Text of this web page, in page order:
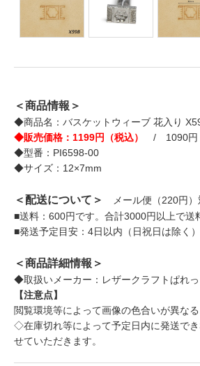
＜商品情報＞
◆商品名：バスケットウィーブ 花入り
◆販売価格：1199円（税込）
/ 1090円
◆型番：PI6598-00
◆サイズ：12×7mm
＜配送について＞
メール便（220円）
■送料：600円です。合計3000円以上で送
■発送予定目安：4日以内（日祝日は除く）
＜商品詳細情報＞
◆取扱いメーカー：レザークラフトぱれっ
【注意点】
閲覧環境等によって画像の色合いが異なる
◇在庫切れ等によって予定日内に発送で
せていただきます。